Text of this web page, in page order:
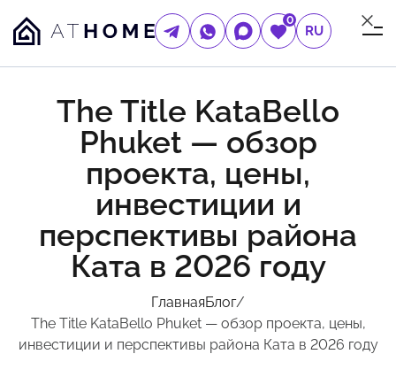
0
RU
The Title KataBello
Phuket — обзор
проекта, цены,
инвестиции и
перспективы района
Ката в 2026 году
ГлавнаяБлог/
The Title KataBello Phuket — обзор проекта, цены,
инвестиции и перспективы района Ката в 2026 году